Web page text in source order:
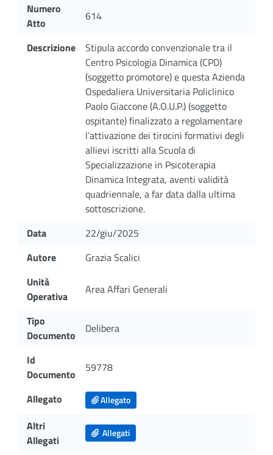
Numero
Atto
614
Descrizione
Stipula accordo convenzionale tra il
Centro Psicologia Dinamica (CPD)
(soggetto promotore) e questa Azienda
Ospedaliera Universitaria Policlinico
Paolo Giaccone (A.O.U.P.) (soggetto
ospitante) finalizzato a regolamentare
l’attivazione dei tirocini formativi degli
allievi iscritti alla Scuola di
Specializzazione in Psicoterapia
Dinamica Integrata, aventi validità
quadriennale, a far data dalla ultima
sottoscrizione.
Data
22/giu/2025
Autore
Grazia Scalici
Unità
Operativa
Area Affari Generali
Tipo
Documento
Delibera
Id
Documento
59778
Allegato Allegato
Altri
Allegati
Allegati